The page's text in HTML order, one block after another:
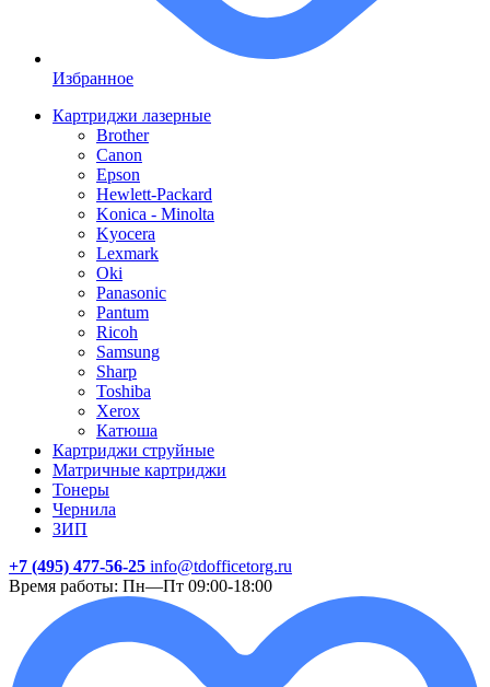
Избранное
Картриджи лазерные
Brother
Canon
Epson
Hewlett-Packard
Konica - Minolta
Kyocera
Lexmark
Oki
Panasonic
Pantum
Ricoh
Samsung
Sharp
Toshiba
Xerox
Катюша
Картриджи струйные
Матричные картриджи
Тонеры
Чернила
ЗИП
+7 (495) 477-56-25 info@tdofficetorg.ru
Время работы: Пн—Пт 09:00-18:00